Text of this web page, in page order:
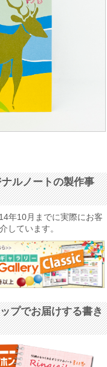
ルノートの製作事
年10月までに実際にお客
しています。
プでお届けする書き